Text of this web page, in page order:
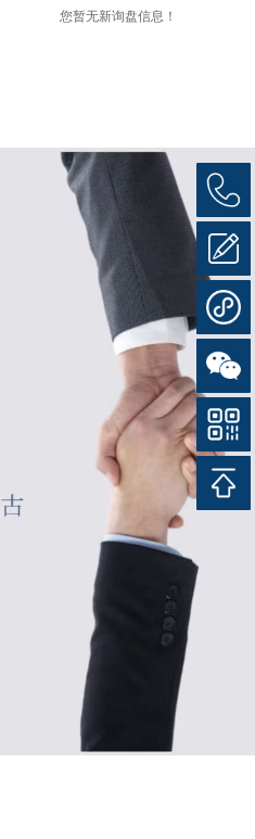
您暂无新询盘信息！